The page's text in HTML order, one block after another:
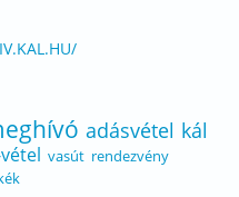
adásvétel kál
vasút rendezvény